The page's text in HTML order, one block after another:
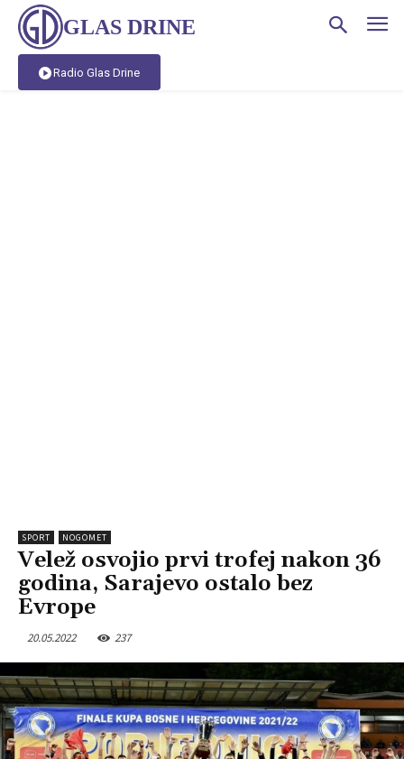
GLAS DRINE
Radio Glas Drine
SPORT NOGOMET
Velež osvojio prvi trofej nakon 36
godina, Sarajevo ostalo bez
Evrope
20.05.2022 237